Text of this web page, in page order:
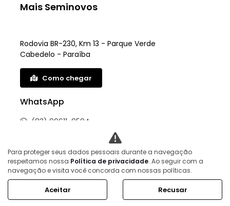
Mais Seminovos
Rodovia BR-230, Km 13 - Parque Verde
Cabedelo - Paraíba
Como chegar
WhatsApp
(83) 99611-9594
HORÁRIOS DE FUNCIONAMENTO
Showroom
Segunda a sexta, das 8h às 18h.
Sábado, das 8h às 14h.
Para proteger seus dados pessoais durante a navegação
respeitamos nossa Política de privacidade. Ao seguir com a
navegação e visita você concorda com nossas políticas.
Aceitar Recusar